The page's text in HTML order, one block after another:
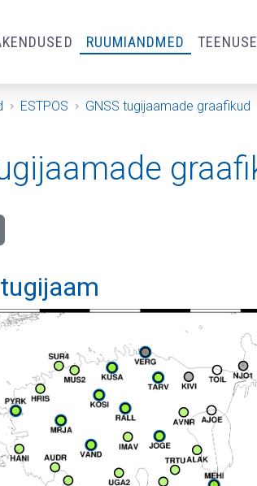
RUUMIANDMED
ESTPOS GNSS tugijaamade graafikud